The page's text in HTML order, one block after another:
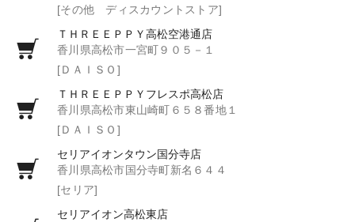
[その他 ディスカウントストア]
ＴＨＲＥＥＰＰＹ高松空港通店
香川県高松市一宮町９０５－１
[ＤＡＩＳＯ]
ＴＨＲＥＥＰＰＹフレスポ高松店
香川県高松市東山崎町６５８番地１
[ＤＡＩＳＯ]
セリアイオンタウン国分寺店
香川県高松市国分寺町新名６４４
[セリア]
セリアイオン高松東店